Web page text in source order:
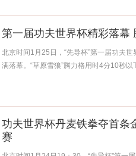
第一届功夫世界杯精彩落幕
北京时间1月25日，“先导杯”第一届功夫
满落幕。“草原雪狼”腾力格用时4分10秒
功夫世界杯丹麦铁拳夺首条
赛